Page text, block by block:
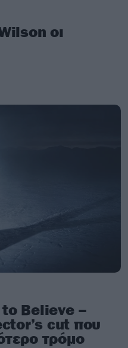
οι
to Believe –
cut που
τρόμο